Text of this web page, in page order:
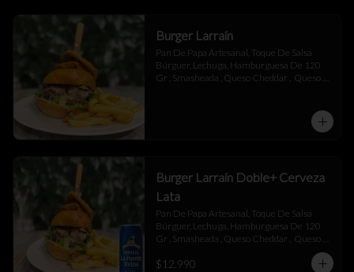
Burger Larraín
Pan De Papa Artesanal, Toque De Salsa
Búrguer, Lechuga, Hamburguesa De 120
Gr , Smasheada , Queso Cheddar ,  Queso
Burger Larraín Doble+ Cerveza
Lata
Pan De Papa Artesanal, Toque De Salsa
Búrguer, Lechuga, Hamburguesa De 120
Gr , Smasheada , Queso Cheddar ,  Queso
Champiñones Salteados , Toque De
$12.990